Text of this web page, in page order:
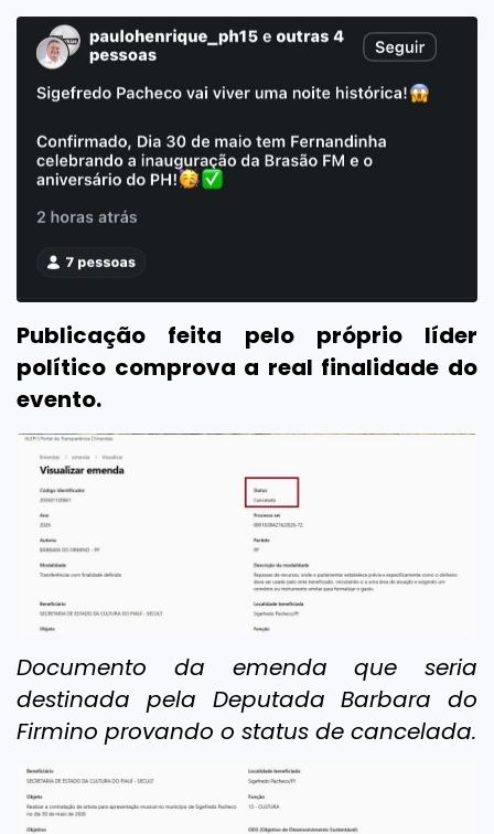
Publicação feita pelo próprio líder
político comprova a real finalidade do
evento.
Documento da emenda que seria
destinada pela Deputada Barbara do
Firmino provando o status de cancelada.